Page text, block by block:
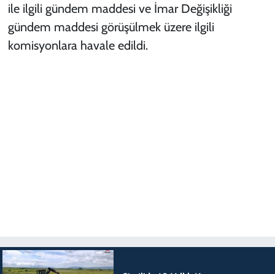
ile ilgili gündem maddesi ve İmar Değişikliği
gündem maddesi görüşülmek üzere ilgili
komisyonlara havale edildi.